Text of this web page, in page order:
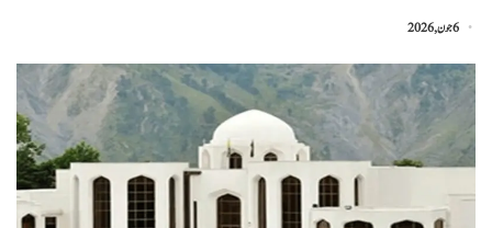
6 جون, 2026